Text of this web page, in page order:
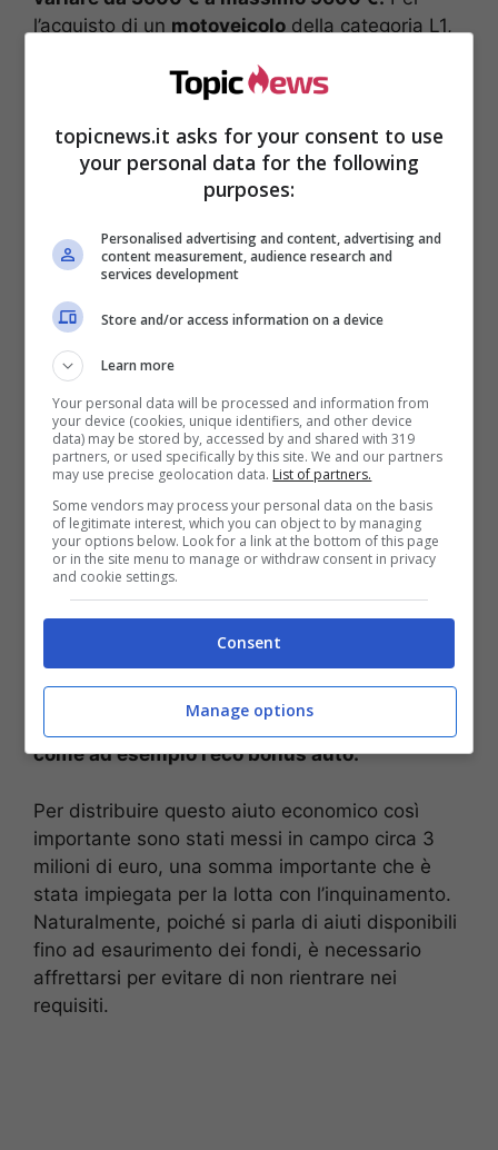
l’acquisto di un motoveicolo della categoria L1,
60% del prezzo di listino ovverofino a un
Gli incentivi comunali non
sostituiscono quelli a livello
nazionale
Ovviamente, nella manovra è compresa anche
la rottamazione dell’auto vecchia che andrà a
scontare ulteriormente il prezzo della nuova. Gli
incentivi economici che sono stati messi a
non vanno a
sostituire quelli previsti a livello nazionale
come ad esempio l’eco bonus auto.
Per distribuire questo aiuto economico così
importante sono stati messi in campo circa 3
milioni di euro, una somma importante che è
stata impiegata per la lotta con l’inquinamento.
Naturalmente, poiché si parla di aiuti disponibili
fino ad esaurimento dei fondi, è necessario
affrettarsi per evitare di non rientrare nei
requisiti.
topicnews.it asks for your consent to use
your personal data for the following
purposes:
Personalised advertising and content, advertising and
content measurement, audience research and
services development
Store and/or access information on a device
Learn more
Your personal data will be processed and information from
your device (cookies, unique identifiers, and other device
data) may be stored by, accessed by and shared with 319
partners, or used specifically by this site. We and our partners
may use precise geolocation data. List of partners.
Some vendors may process your personal data on the basis
of legitimate interest, which you can object to by managing
your options below. Look for a link at the bottom of this page
or in the site menu to manage or withdraw consent in privacy
and cookie settings.
Consent
Manage options